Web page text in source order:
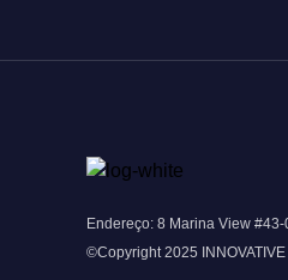
Endereço: 8 Marina View
©Copyright 2025